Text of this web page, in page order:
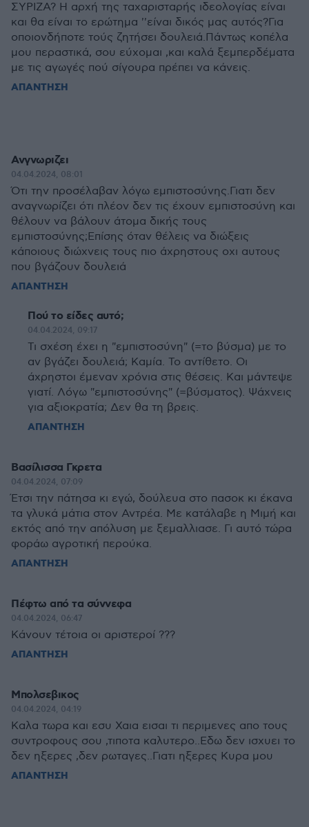
ΣΥΡΙΖΑ? Η αρχή της ταχαρισταρής ιδεολογίας είναι
και θα είναι το ερώτημα ''είναι δικός μας αυτός?Για
οποιονδήποτε τούς ζητήσει δουλειά.Πάντως κοπέλα
μου περαστικά, σου εύχομαι ,και καλά ξεμπερδέματα
με τις αγωγές πού σίγουρα πρέπει να κάνεις.
ΑΠΑΝΤΗΣΗ
Ανγνωριζει
04.04.2024, 08:01
Ότι την προσέλαβαν λόγω εμπιστοσύνης.Γιατι δεν
αναγνωρίζει ότι πλέον δεν τις έχουν εμπιστοσύνη και
θέλουν να βάλουν άτομα δικής τους
εμπιστοσύνης;Επίσης όταν θέλεις να διώξεις
κάποιους διώχνεις τους πιο άχρηστους οχι αυτους
που βγάζουν δουλειά
ΑΠΑΝΤΗΣΗ
Πού το είδες αυτό;
04.04.2024, 09:17
Τι σχέση έχει η "εμπιστοσύνη" (=το βύσμα) με το
αν βγάζει δουλειά; Καμία. Το αντίθετο. Οι
άχρηστοι έμεναν χρόνια στις θέσεις. Και μάντεψε
γιατί. Λόγω "εμπιστοσύνης" (=βύσματος). Ψάχνεις
για αξιοκρατία; Δεν θα τη βρεις.
ΑΠΑΝΤΗΣΗ
Βασίλισσα Γκρετα
04.04.2024, 07:09
Έτσι την πάτησα κι εγώ, δούλευα στο πασοκ κι έκανα
τα γλυκά μάτια στον Αντρέα. Με κατάλαβε η Μιμή και
εκτός από την απόλυση με ξεμαλλιασε. Γι αυτό τώρα
φοράω αγροτική περούκα.
ΑΠΑΝΤΗΣΗ
Πέφτω από τα σύννεφα
04.04.2024, 06:47
Κάνουν τέτοια οι αριστεροί ???
ΑΠΑΝΤΗΣΗ
Μπολσεβικος
04.04.2024, 04:19
Καλα τωρα και εσυ Χαια εισαι τι περιμενες απο τους
συντροφους σου ,τιποτα καλυτερο..Εδω δεν ισχυει το
δεν ηξερες ,δεν ρωταγες..Γιατι ηξερες Κυρα μου
ΑΠΑΝΤΗΣΗ